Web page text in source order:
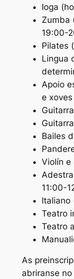
Ioga
Zumba
19:00-
Pilates
Lingua
Apoio
e
Bailes
Violín e
11:00-
Italiano
Teatro
Teatro
As
abriranse